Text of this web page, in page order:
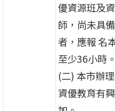
優資源班及
師，尚未具
者，應報 名
至少36小時。
(二) 本市辦
資優教育有